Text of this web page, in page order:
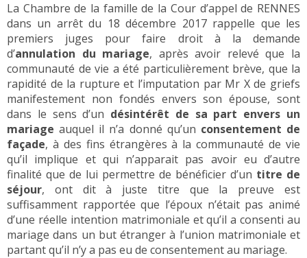
La Chambre de la famille de la Cour d’appel de RENNES
dans un arrêt du 18 décembre 2017 rappelle que les
premiers juges pour faire droit à la demande
d’annulation du mariage, après avoir relevé que la
communauté de vie a été particulièrement brève, que la
rapidité de la rupture et l’imputation par Mr X de griefs
manifestement non fondés envers son épouse, sont
dans le sens d’un désintérêt de sa part envers un
mariage auquel il n’a donné qu’un consentement de
façade, à des fins étrangères à la communauté de vie
qu’il implique et qui n’apparait pas avoir eu d’autre
finalité que de lui permettre de bénéficier d’un titre de
séjour, ont dit à juste titre que la preuve est
suffisamment rapportée que l’époux n’était pas animé
d’une réelle intention matrimoniale et qu’il a consenti au
mariage dans un but étranger à l’union matrimoniale et
partant qu’il n’y a pas eu de consentement au mariage.